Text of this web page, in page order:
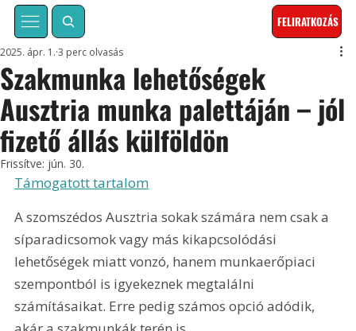
FELIRATKOZÁS
Szakmunka lehetőségek
Ausztria munka palettáján – jól
fizető állás külföldön
2025. ápr. 1. 3 perc olvasás
Frissítve: jún. 30.
Támogatott tartalom
A szomszédos Ausztria sokak számára nem csak a
síparadicsomok vagy más kikapcsolódási
lehetőségek miatt vonzó, hanem munkaerőpiaci
szempontból is igyekeznek megtalálni
számításaikat. Erre pedig számos opció adódik,